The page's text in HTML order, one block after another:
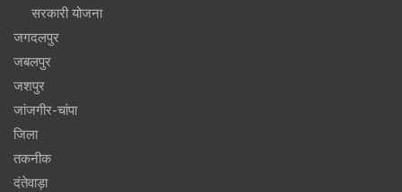
सरकारी योजना
जगदलपुर
जबलपुर
जशपुर
जांजगीर-चांपा
जिला
तकनीक
दंतेवाड़ा